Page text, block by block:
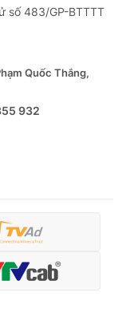
số 483/GP-BTTTT
Quốc Thắng,
932